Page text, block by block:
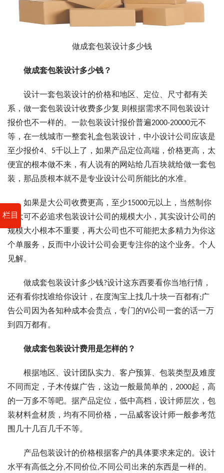
栏目
做成套包装设计多少钱
做成套包装设计多少钱？
设计一套包装设计的价格和地区、定位、尺寸都有关
系，做一套包装设计收费多少复 则根据需求不同包装设计
报价也不一样的。一款包装设计报价普遍2000-20000元不
等，在一线城市一整套礼盒包装设计，中小设计公司应该是
至少报价4、5千以上了，如果产品定位高端，价格更高，太
便宜的根本做不来，有人说有的网站给几百块就给做一套包
装，那品质根本就不是专业设计公司所能比的水准。
如果是大公司收费更高，至少15000元以上，当然制你
也大可不必追求包装设计公司的规模大小，其实设计公司的
规模大小根本不重要，再大公司也不可能把太多精力为你这
个单服务，反而中小设计公司会更专注你的这个业务。个人
见解。
做成套包装设计多少钱?设计这东西要看你当地行情，
还有看你找谁给你设计，在度淘宝上找几十块一百都有;广
告公司因为各知种成本会贵点，专门的VI公司一套的话一万
到四万都有。
做成套包装设计费用是怎样的？
根据地区、设计团队实力、客户预算、包装类型及难度
不同而定，子木传媒广告，这边一般最简单的，2000起，高
的一万多不等吧。据产品定位，低中高档，设计师层次，包
装材料盒材质，均有不同价格，一品威客设计师一般参考范
围几十几百几千不等。
产品包装设计的价格根据客户的具体要求来定的。设计
水平有高低之分,不同价位,不同公司出来的东西是一样的。